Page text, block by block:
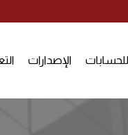
الإصدارات